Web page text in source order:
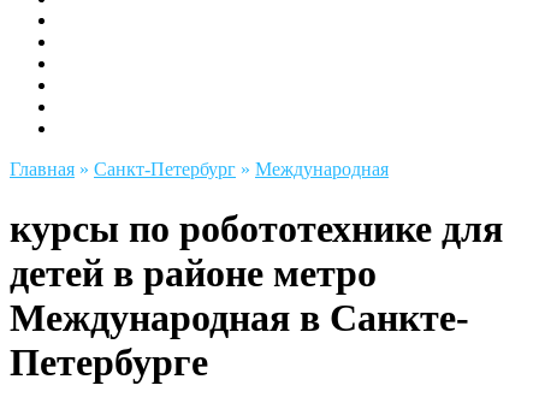
Главная » Санкт-Петербург » Международная
курсы по робототехнике для
детей в районе метро
Международная в Санкте-
Петербурге